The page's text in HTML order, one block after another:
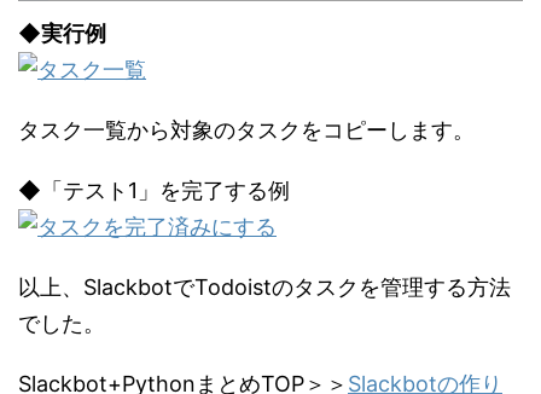
◆実行例
タスク一覧から対象のタスクをコピーします。
◆「テスト1」を完了する例
以上、SlackbotでTodoistのタスクを管理する方法
でした。
Slackbot+PythonまとめTOP＞＞ Slackbotの作り